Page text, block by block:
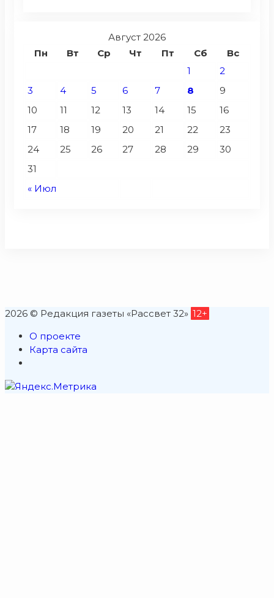
Август 2026
Пн
Вт Ср Чт Пт Сб Вс
« Июл
1
2
3
4 5 6 7 8
9
10
11 12 13 14 15
16
17
18 19 20 21 22
23
24
25 26 27 28 29
30
31
2026 © Редакция газеты «Рассвет 32» 12+
О проекте
Карта сайта